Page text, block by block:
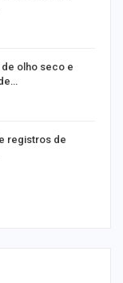
olho seco e
registros de